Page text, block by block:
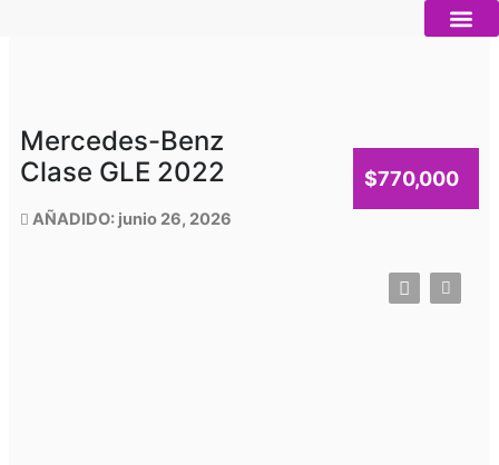
Mercedes-Benz
Clase GLE 2022
AÑADIDO: junio 26, 2026
$770,000